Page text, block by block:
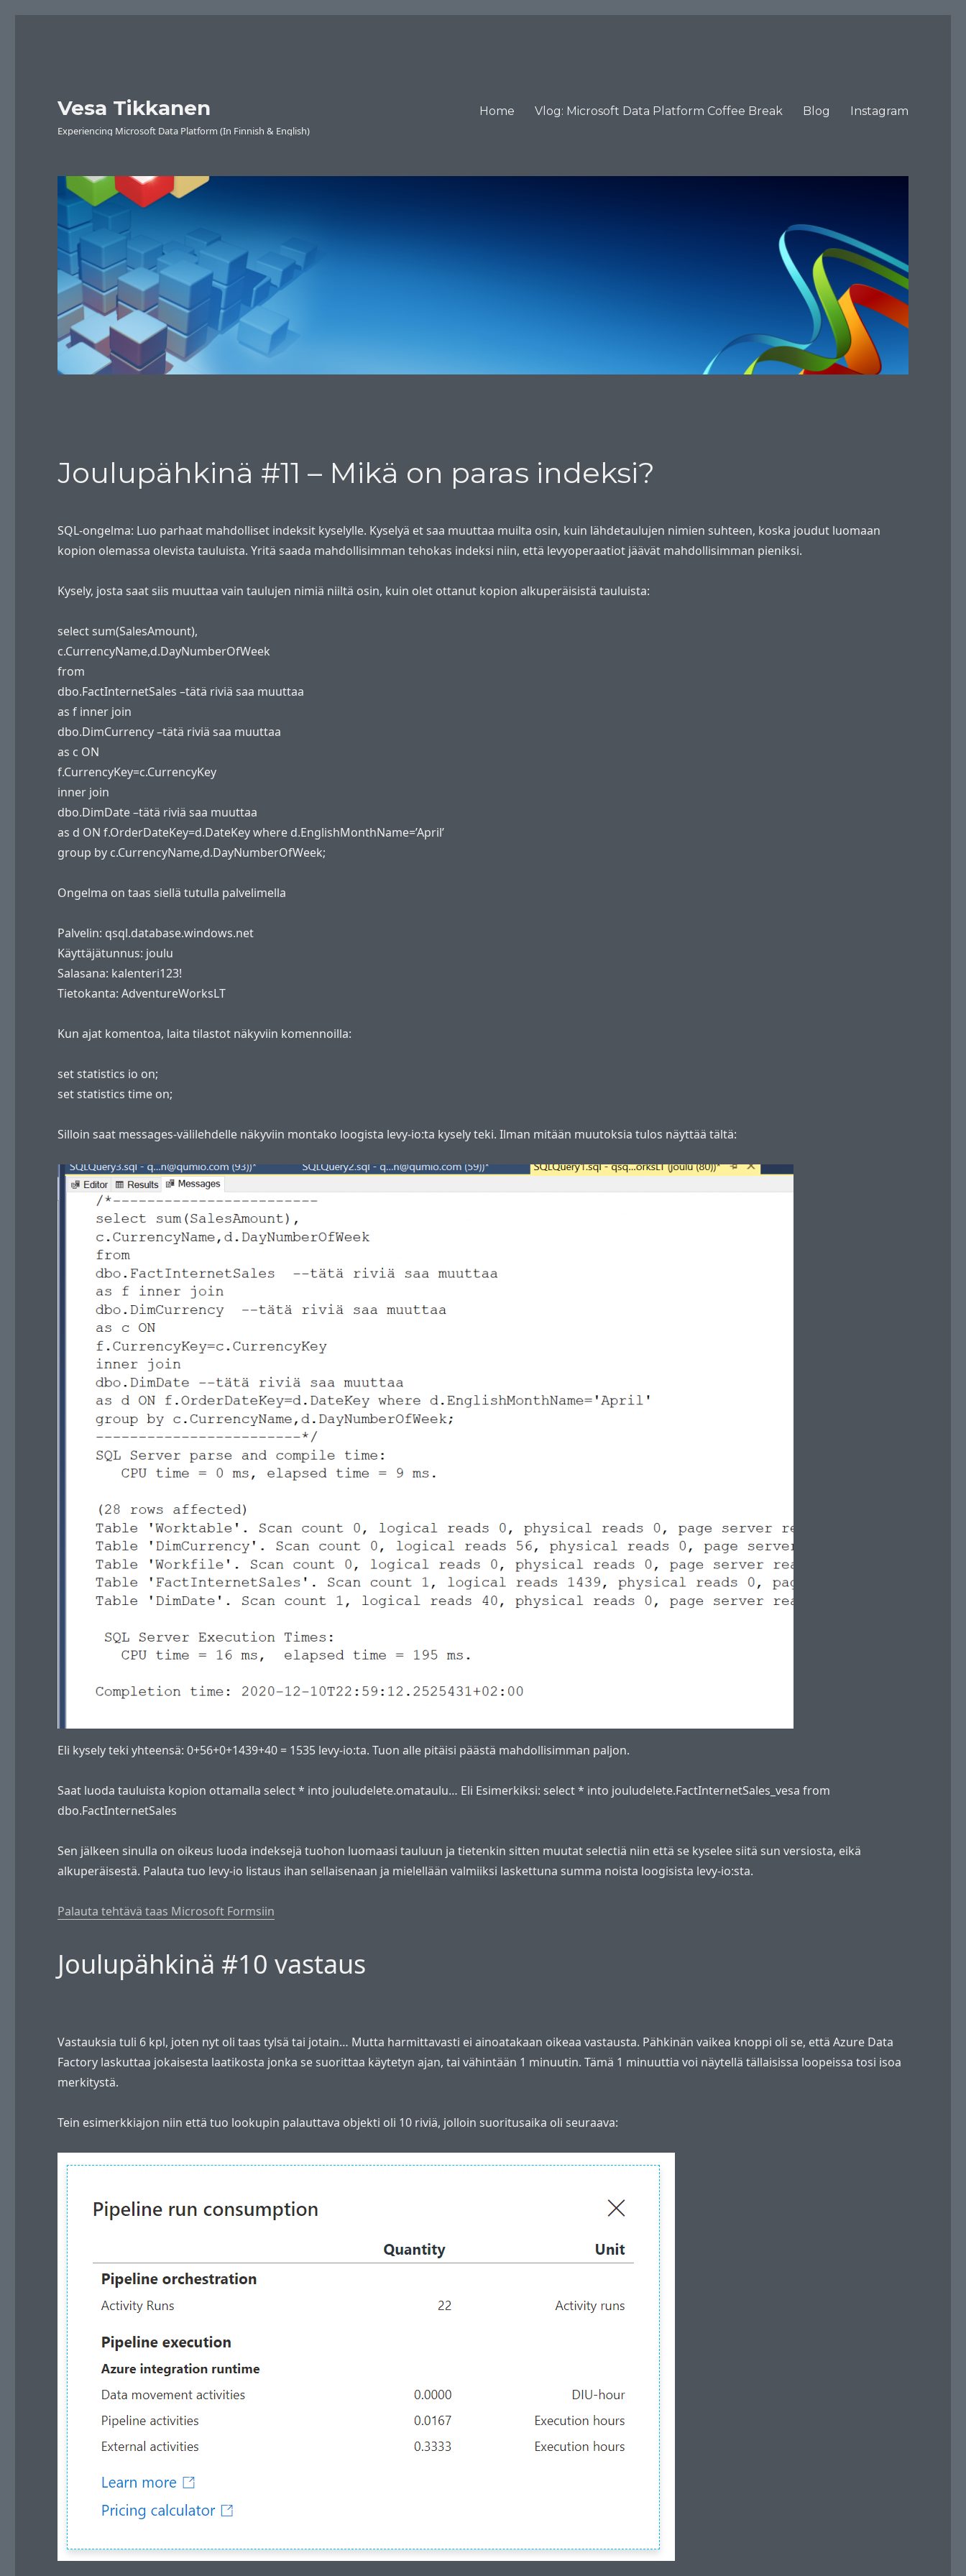
Vesa Tikkanen
Experiencing Microsoft Data Platform (In Finnish & English)
Home Vlog: Microsoft Data Platform Coffee Break Blog Instagram
Joulupähkinä #11 – Mikä on paras indeksi?
SQL-ongelma: Luo parhaat mahdolliset indeksit kyselylle. Kyselyä et saa muuttaa muilta osin, kuin lähdetaulujen nimien suhteen, koska joudut luomaan
kopion olemassa olevista tauluista. Yritä saada mahdollisimman tehokas indeksi niin, että levyoperaatiot jäävät mahdollisimman pieniksi.
Kysely, josta saat siis muuttaa vain taulujen nimiä niiltä osin, kuin olet ottanut kopion alkuperäisistä tauluista:
select sum(SalesAmount),
c.CurrencyName,d.DayNumberOfWeek
from
dbo.FactInternetSales –tätä riviä saa muuttaa
as f inner join
dbo.DimCurrency –tätä riviä saa muuttaa
as c ON
f.CurrencyKey=c.CurrencyKey
inner join
dbo.DimDate –tätä riviä saa muuttaa
as d ON f.OrderDateKey=d.DateKey where d.EnglishMonthName=’April’
group by c.CurrencyName,d.DayNumberOfWeek;
Ongelma on taas siellä tutulla palvelimella
Palvelin: qsql.database.windows.net
Käyttäjätunnus: joulu
Salasana: kalenteri123!
Tietokanta: AdventureWorksLT
Kun ajat komentoa, laita tilastot näkyviin komennoilla:
set statistics io on;
set statistics time on;
Silloin saat messages-välilehdelle näkyviin montako loogista levy-io:ta kysely teki. Ilman mitään muutoksia tulos näyttää tältä:
Eli kysely teki yhteensä: 0+56+0+1439+40 = 1535 levy-io:ta. Tuon alle pitäisi päästä mahdollisimman paljon.
Saat luoda tauluista kopion ottamalla select * into jouludelete.omataulu… Eli Esimerkiksi: select * into jouludelete.FactInternetSales_vesa from
dbo.FactInternetSales
Sen jälkeen sinulla on oikeus luoda indeksejä tuohon luomaasi tauluun ja tietenkin sitten muutat selectiä niin että se kyselee siitä sun versiosta, eikä
alkuperäisestä. Palauta tuo levy-io listaus ihan sellaisenaan ja mielellään valmiiksi laskettuna summa noista loogisista levy-io:sta.
Palauta tehtävä taas Microsoft Formsiin
Joulupähkinä #10 vastaus
Vastauksia tuli 6 kpl, joten nyt oli taas tylsä tai jotain… Mutta harmittavasti ei ainoatakaan oikeaa vastausta. Pähkinän vaikea knoppi oli se, että Azure Data
Factory laskuttaa jokaisesta laatikosta jonka se suorittaa käytetyn ajan, tai vähintään 1 minuutin. Tämä 1 minuuttia voi näytellä tällaisissa loopeissa tosi isoa
merkitystä.
Tein esimerkkiajon niin että tuo lookupin palauttava objekti oli 10 riviä, jolloin suoritusaika oli seuraava: